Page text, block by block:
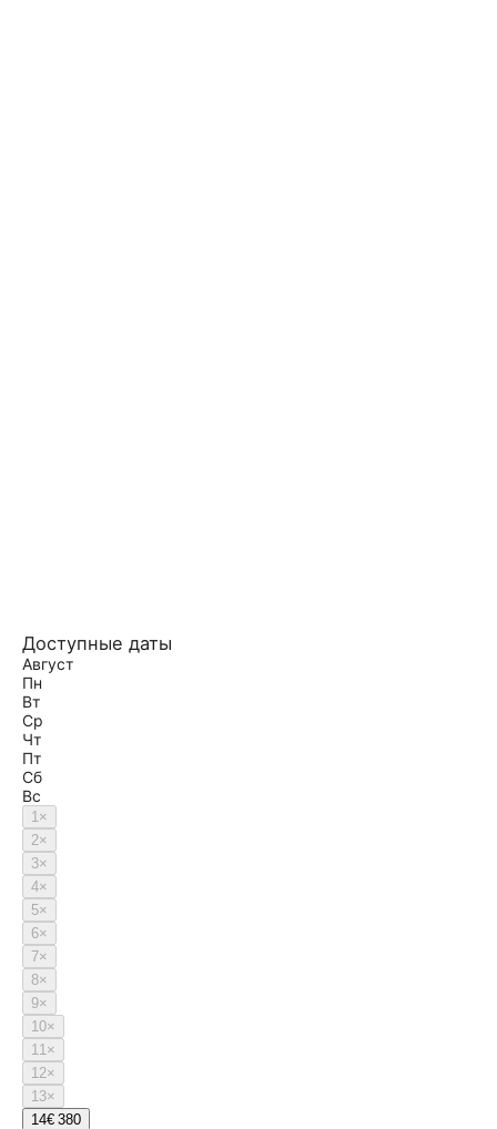
Доступные даты
Август
Пн
Вт
Ср
Чт
Пт
Сб
Вс
1×
2×
3×
4×
5×
6×
7×
8×
9×
10×
11×
12×
13×
14€ 380